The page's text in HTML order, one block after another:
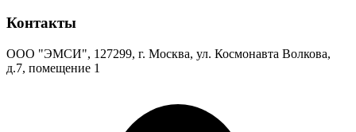
Контакты
ООО "ЭМСИ", 127299, г. Москва, ул. Космонавта Волкова,
д.7, помещение 1